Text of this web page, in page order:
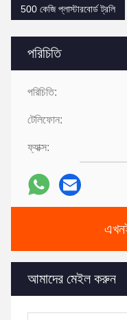
পরিচিতি
পরিচিতি:
টেলিফোন:
ফ্যাক্স:
আমাদের মেইল ​​করুন
500 কেজি প্লাস্টারবোর্ড ট্রলি